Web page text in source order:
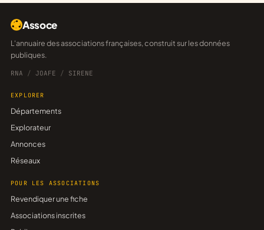
Assoce
L'annuaire des associations françaises, construit sur les données
publiques.
RNA / JOAFE / SIRENE
EXPLORER
Départements
Explorateur
Annonces
Réseaux
POUR LES ASSOCIATIONS
Revendiquer une fiche
Associations inscrites